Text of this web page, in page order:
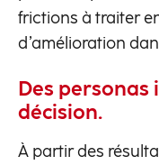
frictions à traiter
d’amélioration
Des personas
décision.
À partir des